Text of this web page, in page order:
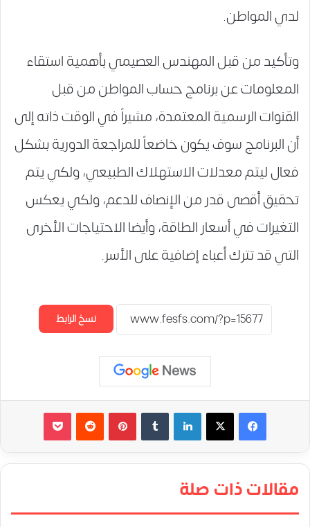
لدي المواطن.
وتأكيد من قبل المهندس العصيمي بأهمية استقاء
المعلومات عن برنامج حساب المواطن من قبل
القنوات الرسمية المعتمدة، مشيراً في الوقت ذاته إلى
أن البرنامج سوف يكون خاضعاً للمراجعة الدورية بشكل
فعال ليتم معدلات الاستهلاك الطبيعي، ولكي يتم
تحقيق أقصى قدر من الإنصاف للدعم، ولكي يعكس
التغيرات في أسعار الطاقة، وأيضا الاحتياجات الأخرى
التي قد تترك أعباء إضافية على الأسر.
نسخ الرابط
لينكدإن بينتيريست
مقالات ذات صلة